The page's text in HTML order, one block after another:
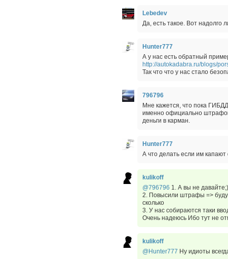
Lebedev
Да, есть такое. Вот надолго
Hunter777
А у нас есть обратный
http://autokadabra.ru/blogs/
Так что что у нас стало
796796
Мне кажется, что пока
именно официально
деньги в карман.
Hunter777
А что делать если им
kulikoff
@796796 1. А вы не давайте;)
2. Повысили штрафы =>
сколько
3. У нас собираются таки
Очень надеюсь Ибо тут не
kulikoff
@Hunter777 Ну идиоты